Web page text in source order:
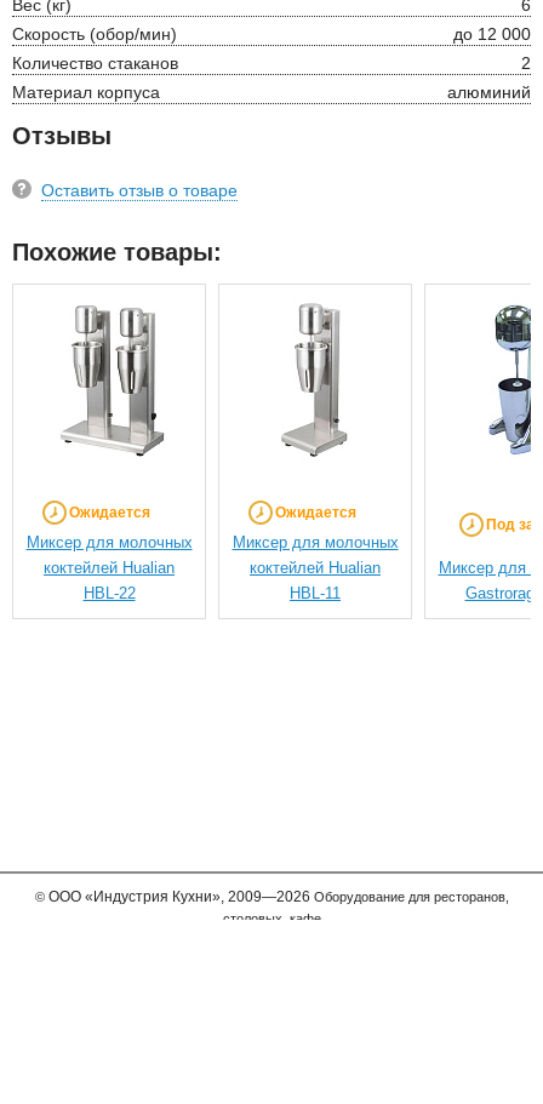
Вес (кг)
6
Скорость (обор/мин)
до 12 000
Количество стаканов
2
Материал корпуса
алюминий
Отзывы
Оставить отзыв о товаре
Похожие товары:
Ожидается
Миксер для молочных
коктейлей Hualian
HBL-22
Ожидается
Миксер для молочных
коктейлей Hualian
HBL-11
Под
Миксер для
Gastrorag
© ООО «Индустрия Кухни»,2009—2026 Оборудование для ресторанов,
столовых, кафе